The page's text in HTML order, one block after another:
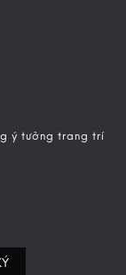
ý tưởng trang trí